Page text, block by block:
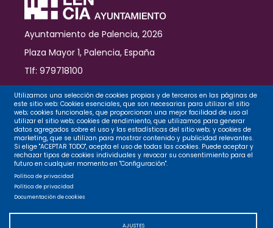
Ayuntamiento de Palencia, 2026
Plaza Mayor 1, Palencia, España
Tlf: 979718100
Contacto
Legal
Privacidad
Utilizamos una selección de cookies propias y de terceros en las páginas de
este sitio web: Cookies esenciales, que son necesarias para utilizar el sitio
web; cookies funcionales, que proporcionan una mejor facilidad de uso al
utilizar el sitio web; cookies de rendimiento, que utilizamos para generar
datos agregados sobre el uso y las estadísticas del sitio web; y cookies de
marketing, que se utilizan para mostrar contenido y publicidad relevantes.
Si elige "ACEPTAR TODO", acepta el uso de todas las cookies. Puede aceptar y
rechazar tipos de cookies individuales y revocar su consentimiento para el
futuro en cualquier momento en "Configuración".
Política de privacidad
Política de privacidad
Documentación de cookies
AJUSTES